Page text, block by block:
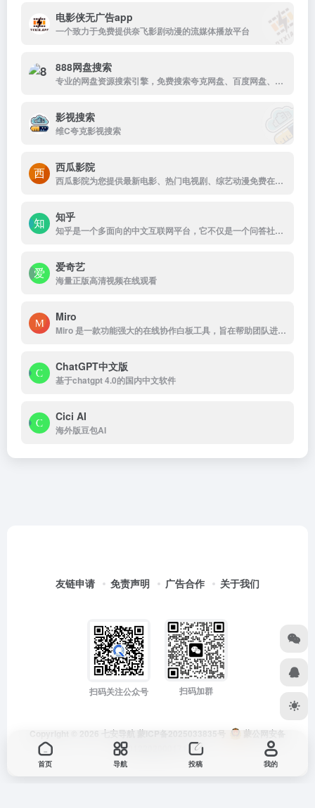
电影侠无广告app
一个致力于免费提供奈飞影剧动漫的流媒体播放平台
888网盘搜索
专业的网盘资源搜索引擎，免费搜索夸克网盘、百度网盘、阿里云盘等网盘资源。支持电影、音乐、软件、文档、教程、游戏、书籍、电子书、图片等各类资源快速搜索下载，已收录千万级文件资源。
影视搜索
维C夸克影视搜索
西瓜影院
西瓜影院为您提供最新电影、热门电视剧、综艺动漫免费在线观看，高清流畅无广告，海量片源每日更新，打造极致观影体验。
知乎
知乎是一个多面向的中文互联网平台，它不仅是一个问答社区，也是一个内容分享和讨论的场所。
爱奇艺
海量正版高清视频在线观看
Miro
Miro 是一款功能强大的在线协作白板工具，旨在帮助团队进行创意构思、项目管理和远程协作。
ChatGPT中文版
基于chatgpt 4.0的国内中文软件
Cici AI
海外版豆包AI
友链申请 免责声明 广告合作 关于我们
扫码关注公众号 扫码加群
Copyright © 2026 七安导航 蒙ICP备2025033835号
蒙公网安备
15012202000171号
首页 导航 投稿 我的